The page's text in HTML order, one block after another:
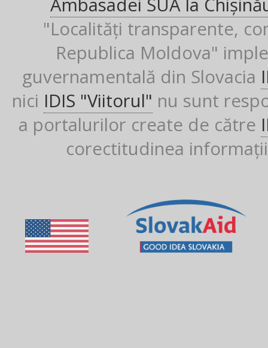
Ambasadei SUA la
"Localități transparente,
Republica Moldova"
guvernamentală din Slovacia
nici IDIS "Viitorul" nu sunt
a portalurilor create de către
corectitudinea